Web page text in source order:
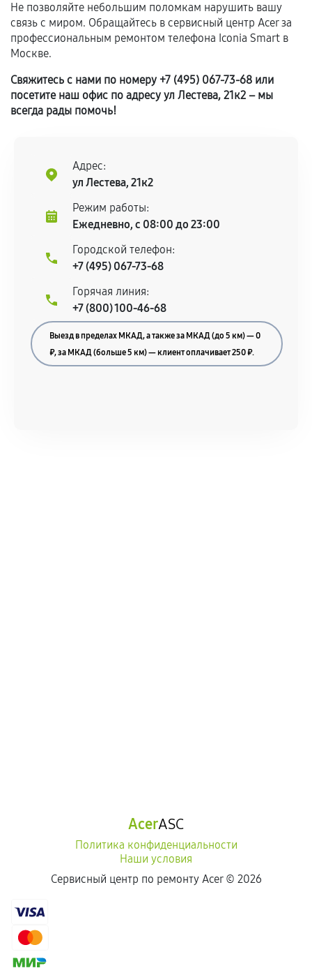
остается на стороне производителя или
продавца. За качество сторонних деталей
сервисный центр ответственности не несет.
Не позволяйте небольшим поломкам нарушить вашу
связь с миром. Обращайтесь в сервисный центр Acer за
профессиональным ремонтом телефона Iconia Smart в
Москве.
Свяжитесь с нами по номеру +7 (495) 067-73-68 или
посетите наш офис по адресу ул Лестева, 21к2 – мы
всегда рады помочь!
Адрес:
ул Лестева, 21к2
Режим работы:
Ежедневно, с 08:00 до 23:00
Городской телефон:
+7 (495) 067-73-68
Горячая линия:
+7 (800) 100-46-68
Выезд в пределах МКАД, а также за МКАД (до 5 км) — 0
₽, за МКАД (больше 5 км) — клиент оплачивает 250 ₽.
AcerASC
Политика конфиденциальности
Наши условия
Сервисный центр по ремонту Acer © 2026